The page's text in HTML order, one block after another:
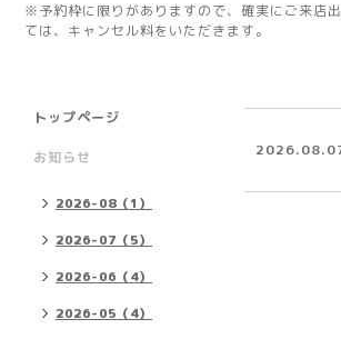
※予約枠に限りがありますので、確実にご来店
ては、キャンセル料をいただきます。
トップページ
お知らせ
2026-08（1）
2026-07（5）
2026-06（4）
2026-05（4）